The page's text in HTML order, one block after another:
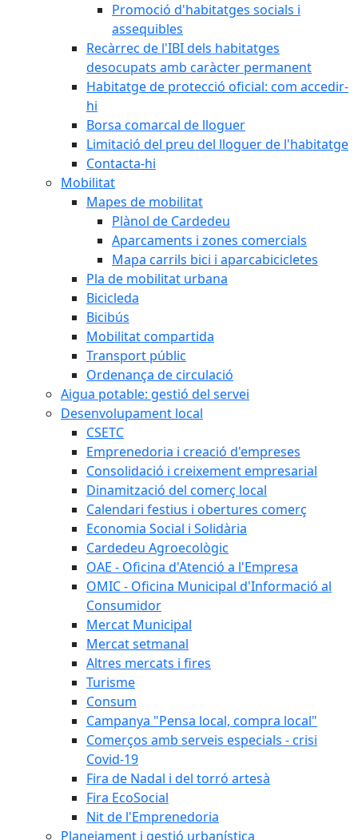
Promoció d'habitatges socials i
assequibles
Recàrrec de l'IBI dels habitatges
desocupats amb caràcter permanent
Habitatge de protecció oficial: com accedir-
hi
Borsa comarcal de lloguer
Limitació del preu del lloguer de l'habitatge
Contacta-hi
Mobilitat
Mapes de mobilitat
Plànol de Cardedeu
Aparcaments i zones comercials
Mapa carrils bici i aparcabicicletes
Pla de mobilitat urbana
Bicicleda
Bicibús
Mobilitat compartida
Transport públic
Ordenança de circulació
Aigua potable: gestió del servei
Desenvolupament local
CSETC
Emprenedoria i creació d'empreses
Consolidació i creixement empresarial
Dinamització del comerç local
Calendari festius i obertures comerç
Economia Social i Solidària
Cardedeu Agroecològic
OAE - Oficina d'Atenció a l'Empresa
OMIC - Oficina Municipal d'Informació al
Consumidor
Mercat Municipal
Mercat setmanal
Altres mercats i fires
Turisme
Consum
Campanya "Pensa local, compra local"
Comerços amb serveis especials - crisi
Covid-19
Fira de Nadal i del torró artesà
Fira EcoSocial
Nit de l'Emprenedoria
Planejament i gestió urbanística